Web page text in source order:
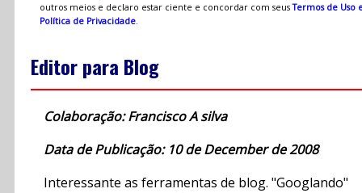
outros meios e declaro estar ciente e concordar com seusTermos de Uso
Política de Privacidade.
Editor para Blog
Colaboração: Francisco A silva
Data de Publicação: 10 de December de 2008
Interessante as ferramentas de blog. "Googlando"